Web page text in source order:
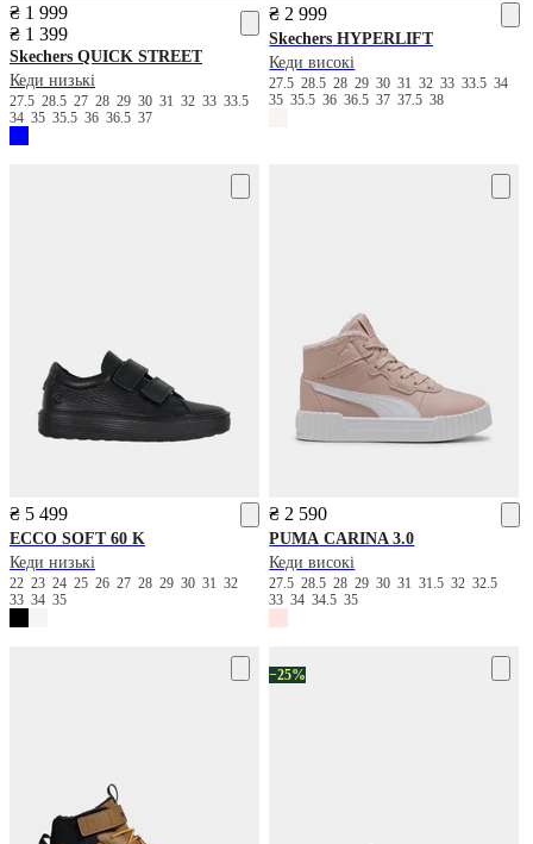
₴ 1 999
₴ 1 399
Skechers QUICK STREET
Кеди низькі
27.5 28.5 27 28 29 30 31 32 33 33.5
34 35 35.5 36 36.5 37
₴ 2 999
Skechers HYPERLIFT
Кеди високі
27.528.528293031323333.534
3535.53636.53737.538
₴ 5 499
ECCO SOFT 60 K
Кеди низькі
22 23 24 25 26 27 28 29 30 31 32
33 34 35
₴ 2 590
PUMA CARINA 3.0
Кеди високі
27.528.52829303131.53232.5
333434.535
−25%